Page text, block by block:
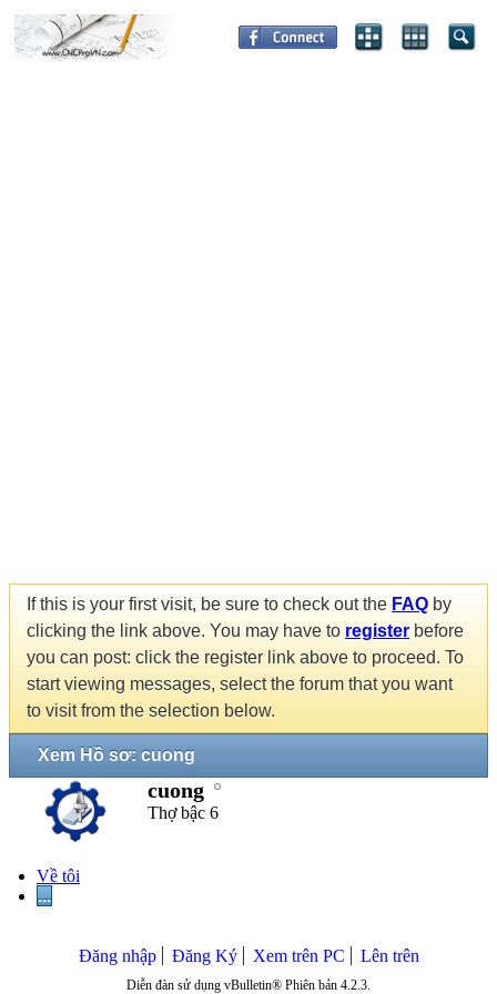
If this is your first visit, be sure to check out the FAQ by
clicking the link above. You may have to register before
you can post: click the register link above to proceed. To
start viewing messages, select the forum that you want
to visit from the selection below.
Xem Hồ sơ: cuong
cuong
Thợ bậc 6
Về tôi
...
Đăng nhập Đăng Ký Xem trên PC Lên trên
Diễn đàn sử dụng vBulletin® Phiên bản 4.2.3.